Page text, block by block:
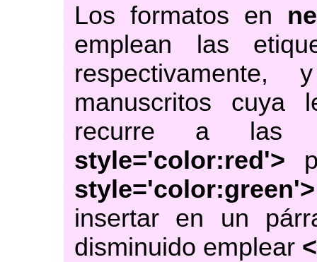
Los formatos en
emplean las
manuscritos cuya
recurre a las
style='color:red'>
style='color:green'>
insertar en un
disminuido emplear